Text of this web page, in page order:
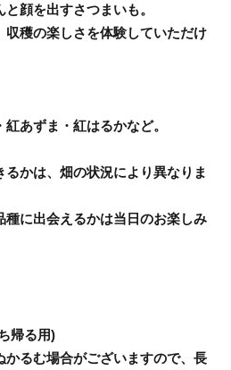
顔を出すさつまいも。
収穫の楽しさを体験していただけ
あずま・紅はるかなど。
かは、畑の状況により異なりま
種に出会えるかは当日のお楽しみ
帰る用)
るむ場合がございますので、長